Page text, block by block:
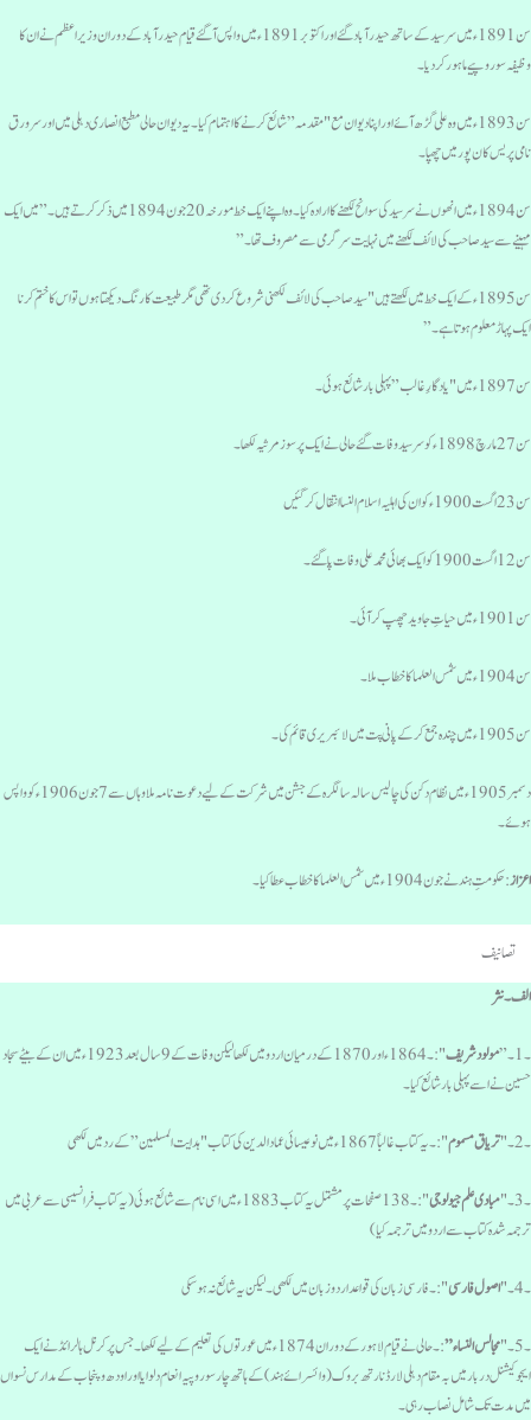
سن1891ء میں سرسید کے ساتھ حیدرآباد گئے اور اکتوبر 1891ء میں واپس آگئےقیام حیدرآباد کے دوران وزیراعظم نے ان کا
وظیفہ سور وپیے ماہور کردیا۔
سن1893ء میں وہ علی گڑھ آئے اور اپنا دیوان مع "مقدمہ” شائع کرنے کااہتمام کیا ۔ یہ دیوان حالی مطبع انصاری دہلی میں اور سرورق
نامی پریس کان پور میں چھپا۔
سن 1894ء میں انھوں نے سرسید کی سوانح لکھنے کا ارادہ کیا۔ وہ اپنے ایک خط مورخہ 20 جون 1894 میں ذکر کرتے ہیں۔”میں ایک
مہینے سے سید صاحب کی لائف لکھنے میں نہایت سرگرمی سے مصروف تھا۔”
سن 1895ء کے ایک خط میں لکھتے ہیں "سیدصاحب کی لائف لکھنی شروع کردی تھی مگر طبیعت کا رنگ دیکھتا ہوں تو اس کا ختم کرنا
ایک پہاڑ معلوم ہوتا ہے۔”
سن1897ء میں "یادگارِ غالب” پہلی بار شائع ہوئی۔
سن27 مارچ 1898ء کو سرسید وفات گئے حالی نے ایک پرسوز مرثیہ لکھا۔
سن23 اگست 1900ء کو ان کی اہلیہ اسلام النسا انتقال کرگئیں
سن12 اگست 1900 کو ایک بھائی محمد علی وفات پاگئے۔
سن1901ء میں حیاتِ جاوید چھپ کر آئی۔
سن1904ء میں شمس العلما کا خطاب ملا۔
سن1905ء میں چندہ جمع کرکے پانی پت میں لائبریری قائم کی۔
دسمبر 1905ء میں نظام دکن کی چالیس سالہ سالگرہ کے جشن میں شرکت کے لیے دعوت نامہ ملا وہاں سے 7 جون 1906ء کو واپس
ہوئے۔
اعزاز: حکومتِ ہند نے جون 1904ء میں شمس العلما کا خطاب عطا کیا۔
تصانیف
الف۔ نثر
۔1۔” مولودشریف
":۔ 1864ء اور 1870 کے درمیان اردو میں لکھا لیکن وفات کے 9 سال بعد 1923ء میں ان کے بیٹے سجاد
حسین نے اسے پہلی بار شائع کیا۔
۔2۔ " تریاق مسموم":۔یہ کتاب غالباً 1867ء میں نو عیسائی عمادالدین کی کتاب "ہدایت المسلمین” کے رد میں لکھی
۔3۔ " مبادی علم جیولوجی
":۔ 138 صفحات پر مشتمل یہ کتاب 1883ء میں اسی نام سے شائع ہوئی (یہ کتاب فرانسیسی سے عربی میں
ترجمہ شدہ کتاب سے اردو میں ترجمہ کیا)
۔4۔ " اصول فارسی":۔ فارسی زبان کی قواعد اردو زبان میں لکھی۔ لیکن یہ شائع نہ ہوسکی
۔5۔ " مجالس النساء”
:۔ حالی نے قیام لاہور کے دوران 1874ء میں عورتوں کی تعلیم کے لیے لکھا۔جس پر کرنل ہالرائڈ نے ایک
ایجوکیشنل دربار میں بہ مقام دہلی لارڈ نارتھ بروک (وائسرائے ہند) کے ہاتھ چارسو روپیہ انعام دلوایااور اودھ و پنجاب کے مدارس نسواں
میں مدت تک شامل نصاب رہی۔